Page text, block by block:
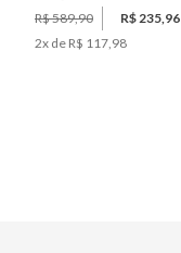
R$ 589,90
R$ 235,96
2x de R$ 117,98